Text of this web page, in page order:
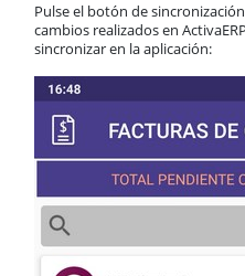
Pulse el botón de
cambios realizados en
sincronizar en la aplicación: